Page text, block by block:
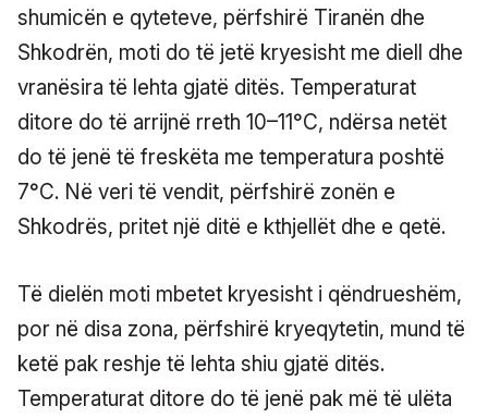
shumicën e qyteteve, përfshirë Tiranën dhe
Shkodrën, moti do të jetë kryesisht me diell dhe
vranësira të lehta gjatë ditës. Temperaturat
ditore do të arrijnë rreth 10–11°C, ndërsa netët
do të jenë të freskëta me temperatura poshtë
7°C. Në veri të vendit, përfshirë zonën e
Shkodrës, pritet një ditë e kthjellët dhe e qetë.
Të dielën moti mbetet kryesisht i qëndrueshëm,
por në disa zona, përfshirë kryeqytetin, mund të
ketë pak reshje të lehta shiu gjatë ditës.
Temperaturat ditore do të jenë pak më të ulëta